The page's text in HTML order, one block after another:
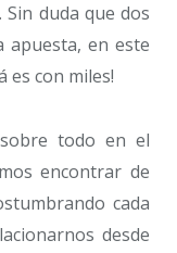
duda que dos
apuesta, en este
es con miles!
todo en el
encontrar de
cada
desde